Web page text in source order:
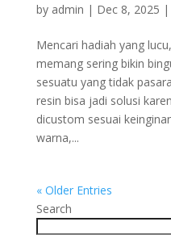
by admin | Dec 8, 2025 |
Mencari hadiah yang
memang sering bikin
sesuatu yang tidak
resin bisa jadi solusi
dicustom sesuai
warna,...
« Older Entries
Search